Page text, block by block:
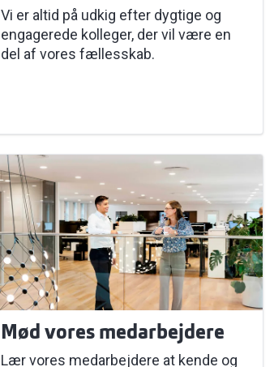
Vi er altid på udkig efter dygtige og
engagerede kolleger, der vil være en
del af vores fællesskab.
Mød vores medarbejdere
Lær vores medarbejdere at kende og